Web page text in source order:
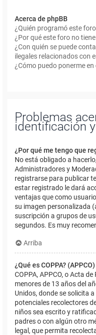
Acerca de phpBB
¿Quién programó este
¿Por qué este foro no
¿Con quién se puede
ilegales relacionados con
¿Cómo puedo ponerme
Problemas
identificación
¿Por qué me tengo que
No está obligado a
Administradores y
registrarse para publicar
estar registrado le dará
ventajas que como
su imagen personalizada
suscripción a grupos de
segundos. Es muy
Arriba
¿Qué es COPPA? (APPCO)
COPPA, APPCO, o Acta
menores de 13 años del
Unidos, donde se solicita
potenciales recolectores
niños sea escrito y
padres o con algún otro
legal, que permita